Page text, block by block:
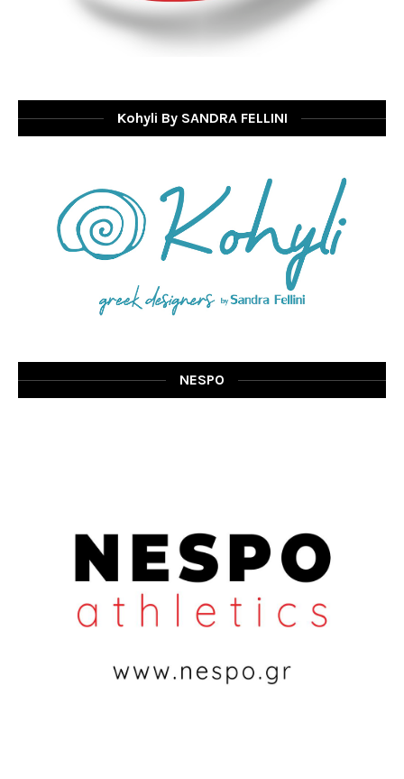
Kohyli By SANDRA FELLINI
NESPO